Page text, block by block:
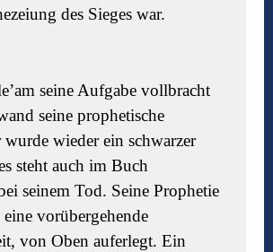
des Sieges war.
seine Aufgabe vollbracht
seine prophetische
wieder ein schwarzer
steht auch im Buch
seinem Tod. Seine Prophetie
vorübergehende
von Oben auferlegt. Ein